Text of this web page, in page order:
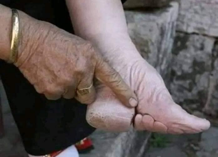
RELATED TOPICS:
UP
يشفيه مار شربل من المخدّرات ويشهد
DON'T MISS
السجون اللبنانية قنبلة موقوتة وما قاله كاهن يجب الوقوف
عنده